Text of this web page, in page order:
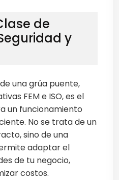
de
y
una grúa puente,
FEM e ISO, es el
un funcionamiento
No se trata de un
sino de una
adaptar el
de tu negocio,
costos.